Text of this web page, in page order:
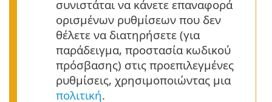
συνιστάται να κάνετε επαναφορά
ορισμένων ρυθμίσεων που δεν
θέλετε να διατηρήσετε (για
παράδειγμα, προστασία κωδικού
πρόσβασης) στις προεπιλεγμένες
ρυθμίσεις, χρησιμοποιώντας μια
πολιτική.